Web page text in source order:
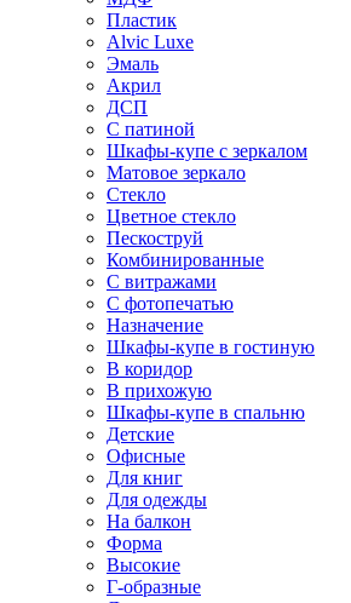
Пластик
Alvic Luxe
Эмаль
Акрил
ДСП
С патиной
Шкафы-купе с зеркалом
Матовое зеркало
Стекло
Цветное стекло
Пескоструй
Комбинированные
С витражами
С фотопечатью
Назначение
Шкафы-купе в гостиную
В коридор
В прихожую
Шкафы-купе в спальню
Детские
Офисные
Для книг
Для одежды
На балкон
Форма
Высокие
Г-образные